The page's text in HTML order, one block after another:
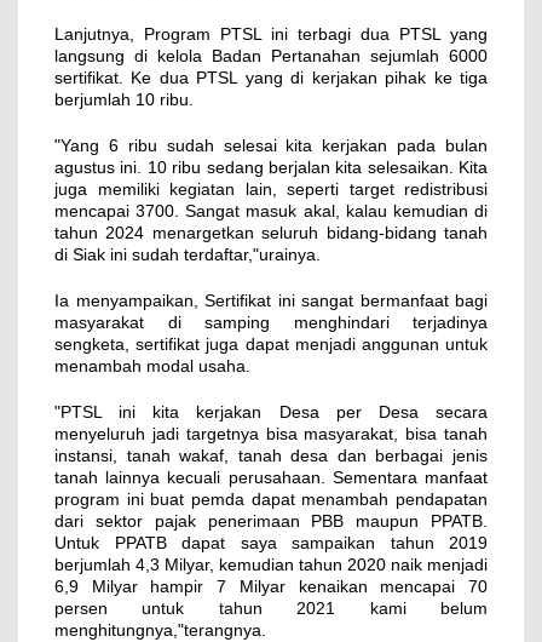
Lanjutnya, Program PTSL ini terbagi dua PTSL yang
langsung di kelola Badan Pertanahan sejumlah 6000
sertifikat. Ke dua PTSL yang di kerjakan pihak ke tiga
berjumlah 10 ribu.
"Yang 6 ribu sudah selesai kita kerjakan pada bulan
agustus ini. 10 ribu sedang berjalan kita selesaikan. Kita
juga memiliki kegiatan lain, seperti target redistribusi
mencapai 3700. Sangat masuk akal, kalau kemudian di
tahun 2024 menargetkan seluruh bidang-bidang tanah
di Siak ini sudah terdaftar,"urainya.
Ia menyampaikan, Sertifikat ini sangat bermanfaat bagi
masyarakat di samping menghindari terjadinya
sengketa, sertifikat juga dapat menjadi anggunan untuk
menambah modal usaha.
"PTSL ini kita kerjakan Desa per Desa secara
menyeluruh jadi targetnya bisa masyarakat, bisa tanah
instansi, tanah wakaf, tanah desa dan berbagai jenis
tanah lainnya kecuali perusahaan. Sementara manfaat
program ini buat pemda dapat menambah pendapatan
dari sektor pajak penerimaan PBB maupun PPATB.
Untuk PPATB dapat saya sampaikan tahun 2019
berjumlah 4,3 Milyar, kemudian tahun 2020 naik menjadi
6,9 Milyar hampir 7 Milyar kenaikan mencapai 70
persen untuk tahun 2021 kami belum
menghitungnya,"terangnya.